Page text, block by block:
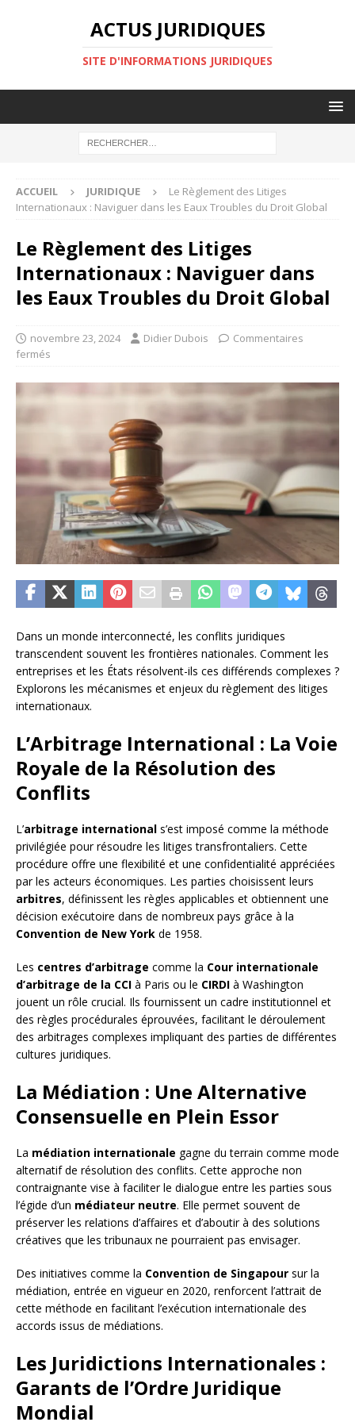
ACTUS JURIDIQUES
SITE D'INFORMATIONS JURIDIQUES
ACCUEIL JURIDIQUE
Le Règlement des Litiges
Internationaux : Naviguer dans les Eaux Troubles du Droit Global
Le Règlement des Litiges
Internationaux : Naviguer dans
les Eaux Troubles du Droit Global
novembre 23, 2024 Didier Dubois
Commentaires
fermés
Dans un monde interconnecté, les conflits juridiques
transcendent souvent les frontières nationales. Comment les
entreprises et les États résolvent-ils ces différends complexes ?
Explorons les mécanismes et enjeux du règlement des litiges
internationaux.
L’Arbitrage International : La Voie
Royale de la Résolution des
Conflits
L’arbitrage international s’est imposé comme la méthode
privilégiée pour résoudre les litiges transfrontaliers. Cette
procédure offre une flexibilité et une confidentialité appréciées
par les acteurs économiques. Les parties choisissent leurs
arbitres, définissent les règles applicables et obtiennent une
décision exécutoire dans de nombreux pays grâce à la
Convention de New York de 1958.
Les centres d’arbitrage comme la Cour internationale
d’arbitrage de la CCI à Paris ou le CIRDI à Washington
jouent un rôle crucial. Ils fournissent un cadre institutionnel et
des règles procédurales éprouvées, facilitant le déroulement
des arbitrages complexes impliquant des parties de différentes
cultures juridiques.
La Médiation : Une Alternative
Consensuelle en Plein Essor
La médiation internationale gagne du terrain comme mode
alternatif de résolution des conflits. Cette approche non
contraignante vise à faciliter le dialogue entre les parties sous
l’égide d’un médiateur neutre. Elle permet souvent de
préserver les relations d’affaires et d’aboutir à des solutions
créatives que les tribunaux ne pourraient pas envisager.
Des initiatives comme la Convention de Singapour sur la
médiation, entrée en vigueur en 2020, renforcent l’attrait de
cette méthode en facilitant l’exécution internationale des
accords issus de médiations.
Les Juridictions Internationales :
Garants de l’Ordre Juridique
Mondial